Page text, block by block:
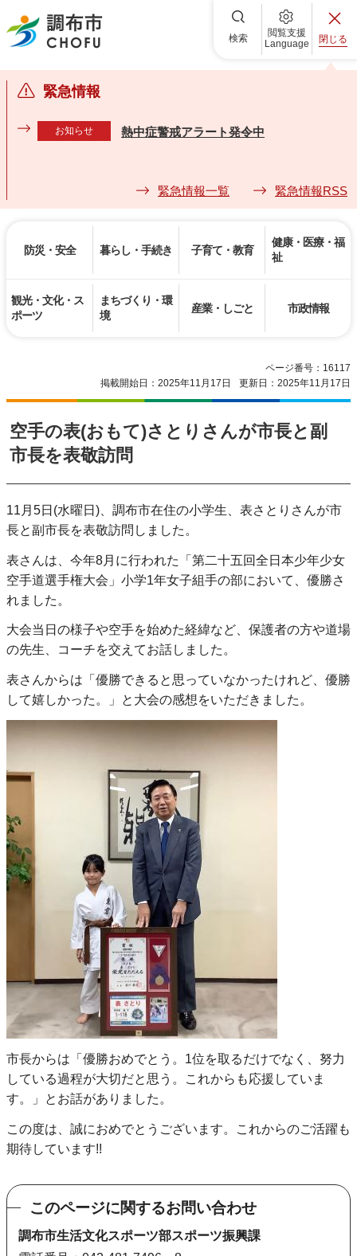
調布市 検索
閲覧支援
Language
閉じる
緊急情報
お知らせ 熱中症警戒アラート発令中
緊急情報一覧 緊急情報RSS
防災・安全 暮らし・手続き 子育て・教育
健康・医療・福
祉
観光・文化・ス
ポーツ
まちづくり・環
境
産業・しごと 市政情報
ページ番号：16117
掲載開始日：2025年11月17日
更新日：2025年11月17日
空手の表(おもて)さとりさんが市長と副
市長を表敬訪問
11月5日(水曜日)、調布市在住の小学生、表さとりさんが市
長と副市長を表敬訪問しました。
表さんは、今年8月に行われた「第二十五回全日本少年少女
空手道選手権大会」小学1年女子組手の部において、優勝さ
れました。
大会当日の様子や空手を始めた経緯など、保護者の方や道場
の先生、コーチを交えてお話しました。
表さんからは「優勝できると思っていなかったけれど、優勝
して嬉しかった。」と大会の感想をいただきました。
市長からは「優勝おめでとう。1位を取るだけでなく、努力
している過程が大切だと思う。これからも応援していま
す。」とお話がありました。
この度は、誠におめでとうございます。これからのご活躍も
期待しています!!
このページに関するお問い合わせ
調布市生活文化スポーツ部スポーツ振興課